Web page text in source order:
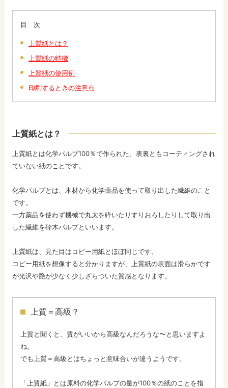
目 次
上質紙とは？
上質紙の特徴
上質紙の使用例
印刷するときの注意点
上質紙とは？
上質紙とは化学パルプ100％で作られた、表裏ともコーティングされ
ていない紙のことです。
化学パルプとは、木材から化学薬品を使って取り出した繊維のこと
です。
一方薬品を使わず機械で丸太を砕いたりすりおろしたりして取り出
した繊維を砕木パルプといいます。
上質紙は、見た目はコピー用紙とほぼ同じです。
コピー用紙を想像すると分かりますが、上質紙の表面は滑らかです
が光沢や艶が少なく少しざらついた質感となります。
上質＝高級？
上質と聞くと、質がいいから高級なんだろうな〜と思いますよ
ね。
でも上質＝高級とはちょっと意味合いが違うようです。
「上質紙」とは原料の化学パルプの量が100％の紙のことを指